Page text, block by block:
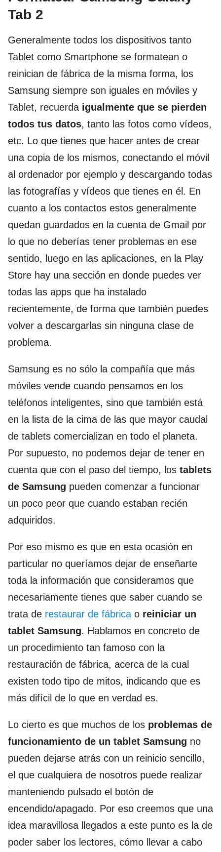
Tab 2
Generalmente todos los dispositivos tanto
Tablet como Smartphone se formatean o
reinician de fábrica de la misma forma, los
Samsung siempre son iguales en móviles y
Tablet, recuerda igualmente que se pierden
todos tus datos, tanto las fotos como vídeos,
etc. Lo que tienes que hacer antes de crear
una copia de los mismos, conectando el móvil
al ordenador por ejemplo y descargando todas
las fotografías y vídeos que tienes en él. En
cuanto a los contactos estos generalmente
quedan guardados en la cuenta de Gmail por
lo que no deberías tener problemas en ese
sentido, luego en las aplicaciones, en la Play
Store hay una sección en donde puedes ver
todas las apps que ha instalado
recientemente, de forma que también puedes
volver a descargarlas sin ninguna clase de
problema.
Samsung es no sólo la compañía que más
móviles vende cuando pensamos en los
teléfonos inteligentes, sino que también está
en la lista de la cima de las que mayor caudal
de tablets comercializan en todo el planeta.
Por supuesto, no podemos dejar de tener en
cuenta que con el paso del tiempo, los tablets
de Samsung pueden comenzar a funcionar
un poco peor que cuando estaban recién
adquiridos.
Por eso mismo es que en esta ocasión en
particular no queríamos dejar de enseñarte
toda la información que consideramos que
necesariamente tienes que saber cuando se
trata de restaurar de fábrica o reiniciar un
tablet Samsung. Hablamos en concreto de
un procedimiento tan famoso con la
restauración de fábrica, acerca de la cual
existen todo tipo de mitos, indicando que es
más difícil de lo que en verdad es.
Lo cierto es que muchos de los problemas de
funcionamiento de un tablet Samsung no
pueden dejarse atrás con un reinicio sencillo,
el que cualquiera de nosotros puede realizar
manteniendo pulsado el botón de
encendido/apagado. Por eso creemos que una
idea maravillosa llegados a este punto es la de
poder saber los lectores, cómo llevar a cabo